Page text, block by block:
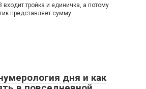
входит тройка и единичка, а потому
представляет сумму
дня и как